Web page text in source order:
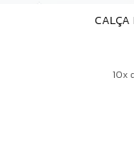
CALÇA
10x